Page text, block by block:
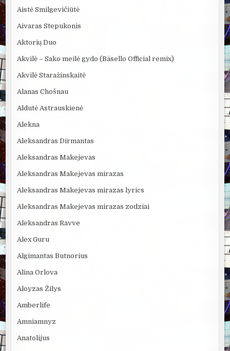
Aistė Smilgevičiūtė
Aivaras Stepukonis
Aktorių Duo
Akvilė – Sako meilė gydo (Bäsello Official remix)
Akvilė Staražinskaitė
Alanas Chošnau
Aldutė Astrauskienė
Alekna
Aleksandras Dirmantas
Aleksandras Makejevas
Aleksandras Makejevas mirazas
Aleksandras Makejevas mirazas lyrics
Aleksandras Makejevas mirazas zodziai
Aleksandras Ravve
Alex Guru
Algimantas Butnorius
Alina Orlova
Aloyzas Žilys
Amberlife
Amniamnyz
Anatolijus